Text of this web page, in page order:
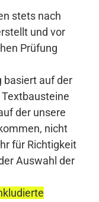
stets nach
und vor
Prüfung
basiert auf der
der unsere
nicht
für Richtigkeit
Auswahl der